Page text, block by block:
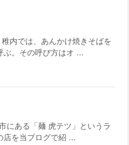
内では、あんかけ焼きそばを
ぶ。その呼び方はオ ...
にある「麺 虎テツ」というラ
店を当ブログで紹 ...